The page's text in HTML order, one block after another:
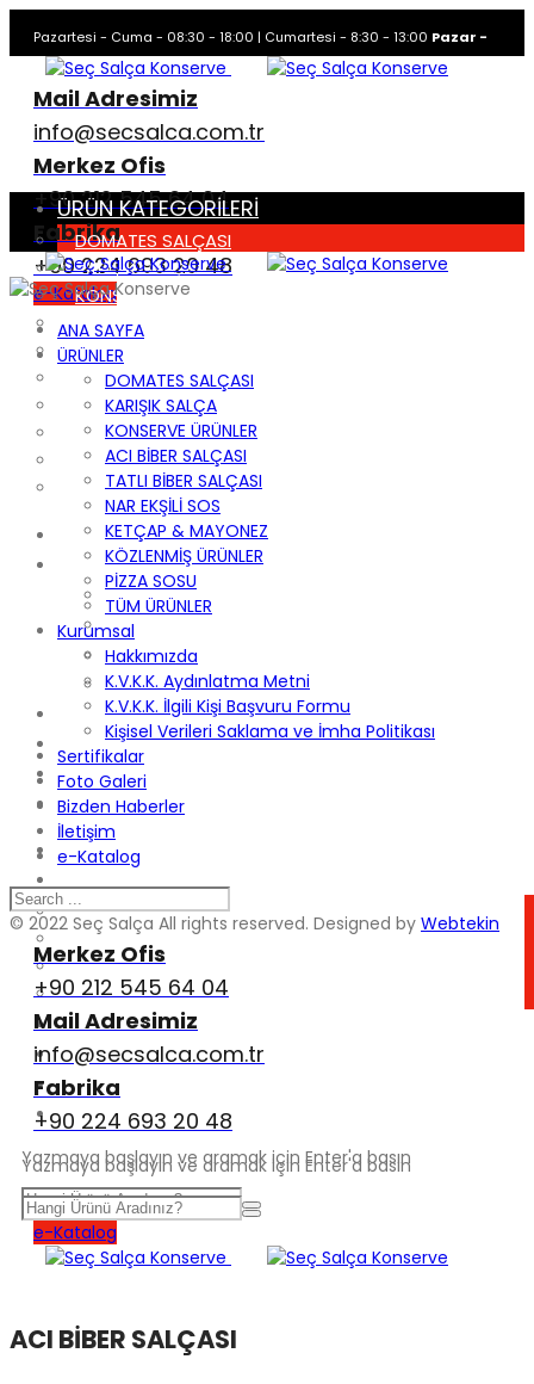
Pazartesi - Cuma - 08:30 - 18:00 | Cumartesi - 8:30 - 13:00 Pazar -
Kapalı
Mail Adresimiz
info@secsalca.com.tr
Merkez Ofis
+90 212 545 64 04
Fabrika
+90 224 693 20 48
e-Katalog
ÜRÜN KATEGORİLERİ
DOMATES SALÇASI
KARIŞIK SALÇA
KONSERVE ÜRÜNLER
ACI BİBER SALÇASI
TATLI BİBER SALÇASI
NAR EKŞİLİ SOS
KETÇAP & MAYONEZ
KÖZLENMİŞ ÜRÜNLER
PİZZA SOSU
TÜM ÜRÜNLER
ANA SAYFA
KURUMSAL
HAKKIMIZDA
K.V.K.K. AYDINLATMA METNI
K.V.K.K. İLGILI KIŞI BAŞVURU FORMU
KIŞISEL VERILERI SAKLAMA VE İMHA POLITIKASI
SERTIFIKALAR
FOTO GALERI
BIZDEN HABERLER
İLETIŞIM
ANA SAYFA
KURUMSAL
HAKKIMIZDA
K.V.K.K. AYDINLATMA METNI
K.V.K.K. İLGILI KIŞI BAŞVURU FORMU
KIŞISEL VERILERI SAKLAMA VE İMHA POLITIKASI
SERTIFIKALAR
FOTO GALERI
BIZDEN HABERLER
İLETIŞIM
Yazmaya başlayın ve aramak için Enter'a basın
ANA SAYFA
ÜRÜNLER
DOMATES SALÇASI
KARIŞIK SALÇA
KONSERVE ÜRÜNLER
ACI BİBER SALÇASI
TATLI BİBER SALÇASI
NAR EKŞİLİ SOS
KETÇAP & MAYONEZ
KÖZLENMİŞ ÜRÜNLER
PİZZA SOSU
TÜM ÜRÜNLER
Kurumsal
Hakkımızda
K.V.K.K. Aydınlatma Metni
K.V.K.K. İlgili Kişi Başvuru Formu
Kişisel Verileri Saklama ve İmha Politikası
Sertifikalar
Foto Galeri
Bizden Haberler
İletişim
e-Katalog
© 2022 Seç Salça All rights reserved. Designed by Webtekin
Merkez Ofis
+90 212 545 64 04
Mail Adresimiz
info@secsalca.com.tr
Fabrika
+90 224 693 20 48
Yazmaya başlayın ve aramak için Enter'a basın
e-Katalog
ACI BİBER SALÇASI